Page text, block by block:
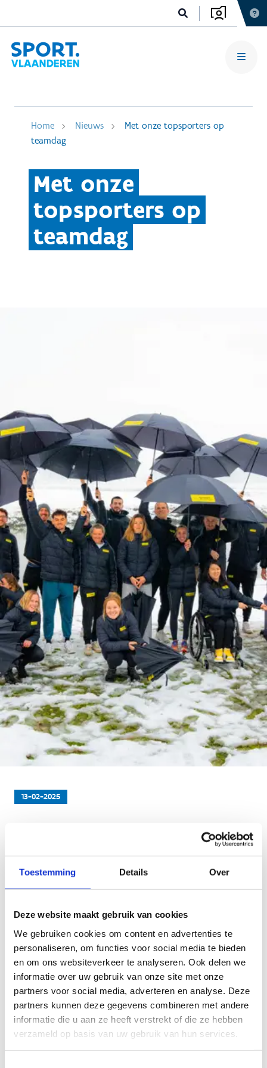
Toestemming Details Over
Deze website maakt gebruik van cookies
We gebruiken cookies om content en advertenties te
personaliseren, om functies voor social media te bieden
en om ons websiteverkeer te analyseren. Ook delen we
informatie over uw gebruik van onze site met onze
partners voor social media, adverteren en analyse. Deze
partners kunnen deze gegevens combineren met andere
informatie die u aan ze heeft verstrekt of die ze hebben
verzameld op basis van uw gebruik van hun services.
Home Nieuws
Met onze topsporters op
teamdag
Met onze
topsporters op
teamdag
13-02-2025
Een handvol atleten met een topsportcontract
verzamelde op dinsdag 11 februari voor de jaarlijkse
teamdag van Sport Vlaanderen. 'De teamdag is in de
ons en elkaar kunnen leren kennen', aldus Tom
Coeckelberghs, afdelingshoofd topsport.
Wie dinsdag 11 februari in de buurt was van Le Pêcheur in
Sint-Martens-Latem, kon er heel wat topsporters spotten.
Van de 70 topsporters met een topsportcontract,